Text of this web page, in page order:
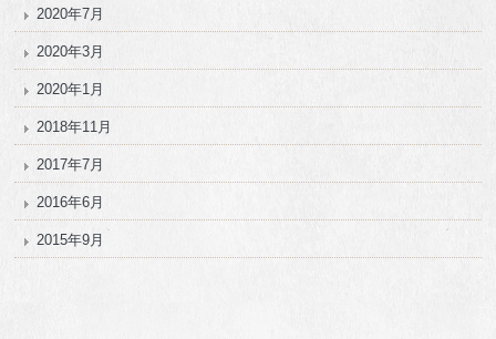
2020年7月
2020年3月
2020年1月
2018年11月
2017年7月
2016年6月
2015年9月